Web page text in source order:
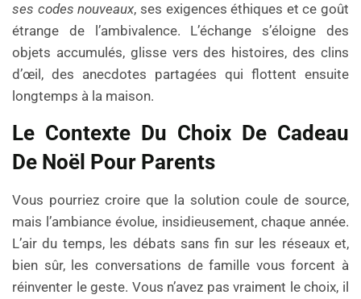
ses codes nouveaux, ses exigences éthiques et ce goût
étrange de l’ambivalence. L’échange s’éloigne des
objets accumulés, glisse vers des histoires, des clins
d’œil, des anecdotes partagées qui flottent ensuite
longtemps à la maison.
Le Contexte Du Choix De Cadeau
De Noël Pour Parents
Vous pourriez croire que la solution coule de source,
mais l’ambiance évolue, insidieusement, chaque année.
L’air du temps, les débats sans fin sur les réseaux et,
bien sûr, les conversations de famille vous forcent à
réinventer le geste. Vous n’avez pas vraiment le choix, il